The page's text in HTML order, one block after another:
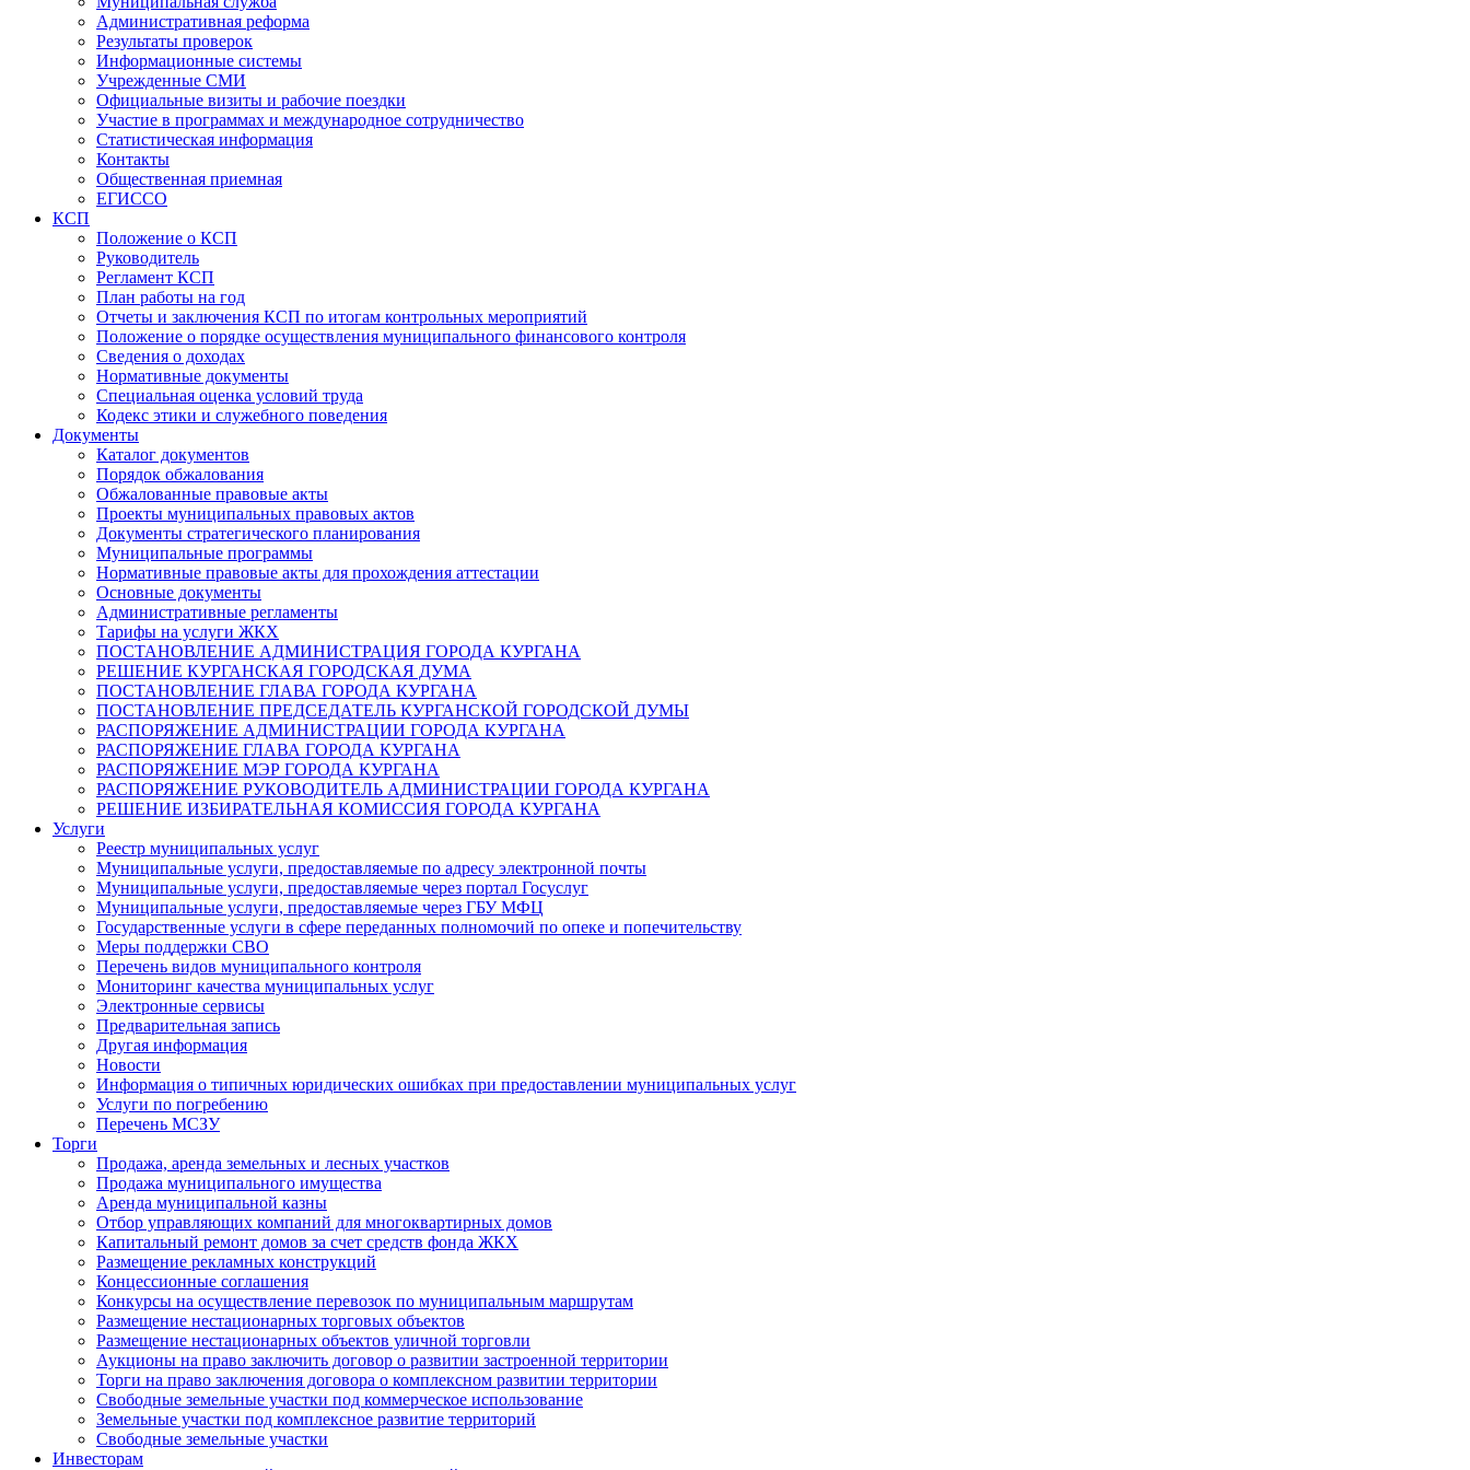
Административная реформа
Результаты проверок
Информационные системы
Учрежденные СМИ
Официальные визиты и рабочие поездки
Участие в программах и международное сотрудничество
Статистическая информация
Контакты
Общественная приемная
ЕГИССО
КСП
Положение о КСП
Руководитель
Регламент КСП
План работы на год
Отчеты и заключения КСП по итогам контрольных мероприятий
Положение о порядке осуществления муниципального финансового контроля
Сведения о доходах
Нормативные документы
Специальная оценка условий труда
Кодекс этики и служебного поведения
Документы
Каталог документов
Порядок обжалования
Обжалованные правовые акты
Проекты муниципальных правовых актов
Документы стратегического планирования
Муниципальные программы
Нормативные правовые акты для прохождения аттестации
Основные документы
Административные регламенты
Тарифы на услуги ЖКХ
ПОСТАНОВЛЕНИЕ АДМИНИСТРАЦИЯ ГОРОДА КУРГАНА
РЕШЕНИЕ КУРГАНСКАЯ ГОРОДСКАЯ ДУМА
ПОСТАНОВЛЕНИЕ ГЛАВА ГОРОДА КУРГАНА
ПОСТАНОВЛЕНИЕ ПРЕДСЕДАТЕЛЬ КУРГАНСКОЙ ГОРОДСКОЙ ДУМЫ
РАСПОРЯЖЕНИЕ АДМИНИСТРАЦИИ ГОРОДА КУРГАНА
РАСПОРЯЖЕНИЕ ГЛАВА ГОРОДА КУРГАНА
РАСПОРЯЖЕНИЕ МЭР ГОРОДА КУРГАНА
РАСПОРЯЖЕНИЕ РУКОВОДИТЕЛЬ АДМИНИСТРАЦИИ ГОРОДА КУРГАНА
РЕШЕНИЕ ИЗБИРАТЕЛЬНАЯ КОМИССИЯ ГОРОДА КУРГАНА
Услуги
Реестр муниципальных услуг
Муниципальные услуги, предоставляемые по адресу электронной почты
Муниципальные услуги, предоставляемые через портал Госуслуг
Муниципальные услуги, предоставляемые через ГБУ МФЦ
Государственные услуги в сфере переданных полномочий по опеке и попечительству
Меры поддержки СВО
Перечень видов муниципального контроля
Мониторинг качества муниципальных услуг
Электронные сервисы
Предварительная запись
Другая информация
Новости
Информация о типичных юридических ошибках при предоставлении муниципальных услуг
Услуги по погребению
Перечень МСЗУ
Торги
Продажа, аренда земельных и лесных участков
Продажа муниципального имущества
Аренда муниципальной казны
Отбор управляющих компаний для многоквартирных домов
Капитальный ремонт домов за счет средств фонда ЖКХ
Размещение рекламных конструкций
Концессионные соглашения
Конкурсы на осуществление перевозок по муниципальным маршрутам
Размещение нестационарных торговых объектов
Размещение нестационарных объектов уличной торговли
Аукционы на право заключить договор о развитии застроенной территории
Торги на право заключения договора о комплексном развитии территории
Свободные земельные участки под коммерческое использование
Земельные участки под комплексное развитие территорий
Свободные земельные участки
Инвесторам